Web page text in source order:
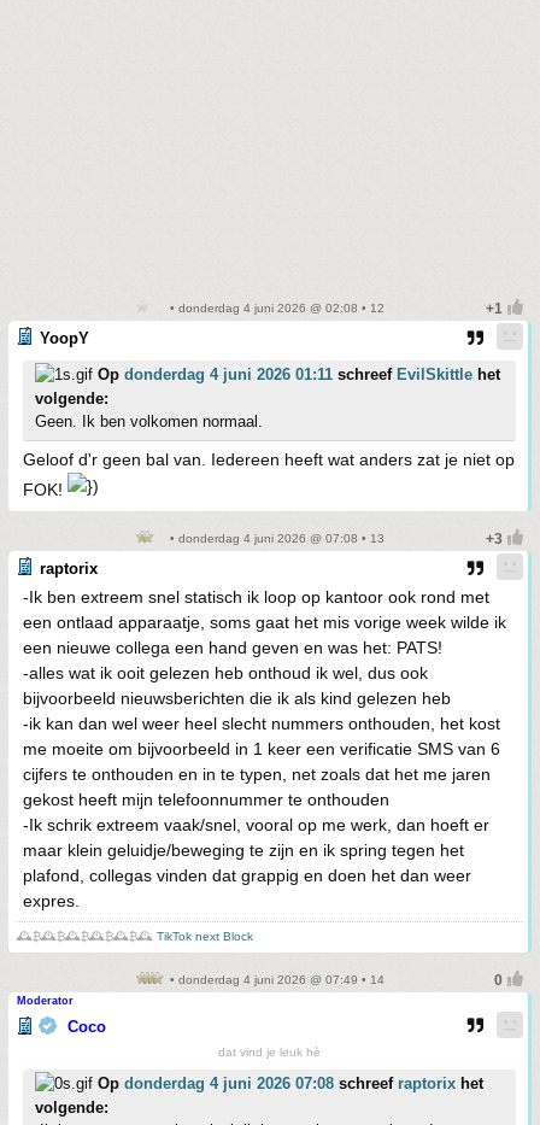
• donderdag 4 juni 2026 @ 02:08 • 12
YoopY
Op donderdag 4 juni 2026 01:11 schreef EvilSkittle het
volgende:
Geen. Ik ben volkomen normaal.
Geloof d'r geen bal van. Iedereen heeft wat anders zat je niet op
FOK!
• donderdag 4 juni 2026 @ 07:08 • 13
raptorix
-Ik ben extreem snel statisch ik loop op kantoor ook rond met
een ontlaad apparaatje, soms gaat het mis vorige week wilde ik
een nieuwe collega een hand geven en was het: PATS!
-alles wat ik ooit gelezen heb onthoud ik wel, dus ook
bijvoorbeeld nieuwsberichten die ik als kind gelezen heb
-ik kan dan wel weer heel slecht nummers onthouden, het kost
me moeite om bijvoorbeeld in 1 keer een verificatie SMS van 6
cijfers te onthouden en in te typen, net zoals dat het me jaren
gekost heeft mijn telefoonnummer te onthouden
-Ik schrik extreem vaak/snel, vooral op me werk, dan hoeft er
maar klein geluidje/beweging te zijn en ik spring tegen het
plafond, collegas vinden dat grappig en doen het dan weer
expres.
🕰️₿🕰️₿🕰️₿🕰️₿🕰️₿🕰️ TikTok next Block
• donderdag 4 juni 2026 @ 07:49 • 14
Moderator
Coco
dat vind je leuk hè
Op donderdag 4 juni 2026 07:08 schreef raptorix het
volgende: